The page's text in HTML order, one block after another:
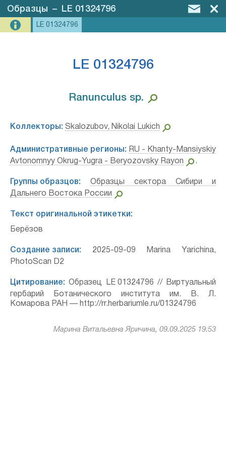
Образцы – LE 01324796
LE 01324796
LE 01324796
Ranunculus sp.⁣
Коллекторы: Skalozubov, Nikolai Lukich
Административные регионы: RU - Khanty-Mansiyskiy
Avtonomnyy Okrug-Yugra - Beryozovsky Rayon
.
Группы образцов:
Образцы сектора Сибири и
Дальнего Востока России
Текст оригинальной этикетки:
Берёзов
Создание записи: 2025-09-09 Marina Yarichina,
PhotoScan D2
Цитирование: Образец LE 01324796 // Виртуальный
гербарий Ботанического института им. В. Л.
Комарова РАН — http://rr.herbariumle.ru/01324796
Марина Витальевна Яричина, 09.09.2025 19:53